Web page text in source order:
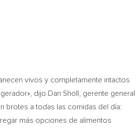
vivos y completamente intactos
dijo Dan Sholl
, gerente general
brotes a todas las comidas del día:
más opciones de alimentos